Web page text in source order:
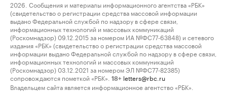
2026. Сообщения и материалы информационного агентства «РБК»
(свидетельство о регистрации средства массовой информации
выдано Федеральной службой по надзору в сфере связи,
информационных технологий и массовых коммуникаций
(Роскомнадзор) 09.12.2015 за номером ИА №ФС77-63848) и сетевого
издания «РБК» (свидетельство о регистрации средства массовой
информации выдано Федеральной службой по надзору в сфере связи,
информационных технологий и массовых коммуникаций
(Роскомнадзор) 03.12.2021 за номером ЭЛ №ФС77-82385)
сопровождаются пометкой «РБК».
18+ letters@rbc.ru
Владельцем сайта является информационное агентство «РБК».